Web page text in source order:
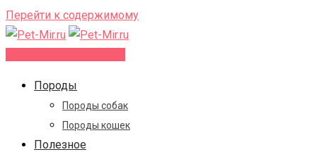
Перейти к содержимому
Породы
Породы собак
Породы кошек
Полезное